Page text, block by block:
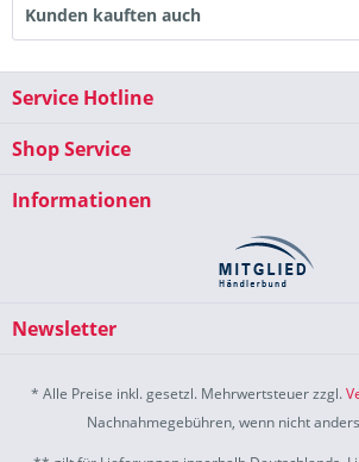
Kunden kauften auch
Service Hotline
Shop Service
Informationen
Newsletter
* Alle Preise inkl. gesetzl. Mehrwertsteuer zzgl.
Nachnahmegebühren, wenn nicht